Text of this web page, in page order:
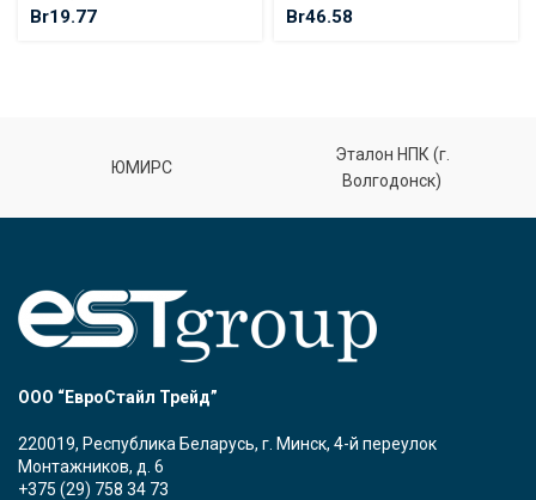
Br19.77 Br46.58
ЮМИРС
Эталон НПК (г.
Волгодонск)
ООО “ЕвроСтайл Трейд”
220019, Республика Беларусь, г. Минск, 4-й переулок
Монтажников, д. 6
+375 (29) 758 34 73